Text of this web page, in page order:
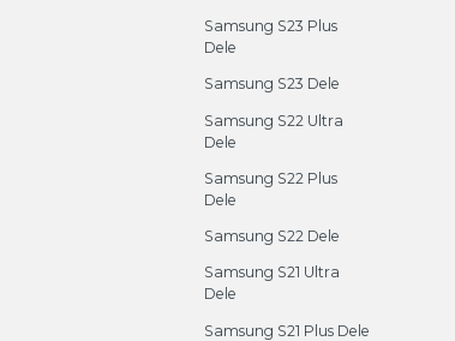
Samsung S23 Plus
Dele
Samsung S23 Dele
Samsung S22 Ultra
Dele
Samsung S22 Plus
Dele
Samsung S22 Dele
Samsung S21 Ultra
Dele
Samsung S21 Plus Dele